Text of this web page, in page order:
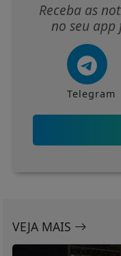
Receba as
no seu app
Telegram
VEJA MAIS